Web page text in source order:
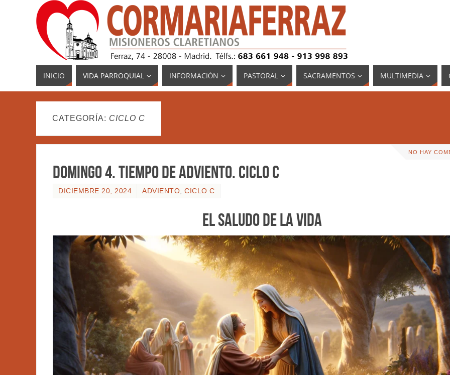
INICIO VIDA PARROQUIAL INFORMACIÓN PASTORAL SACRAMENTOS MULTIMEDIA
CATEGORÍA: CICLO C
NO HAY
DOMINGO 4. TIEMPO DE ADVIENTO. CICLO C
DICIEMBRE 20, 2024 ADVIENTO, CICLO C
EL SALUDO DE LA VIDA